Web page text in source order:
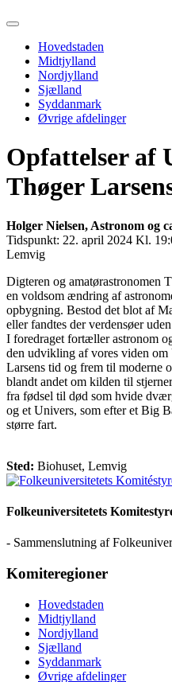
Primary
Hovedstaden
Midtjylland
Nordjylland
Sjælland
Syddanmark
Øvrige afdelinger
Opfattelser af
Thøger
Holger Nielsen, Astronom og
Tidspunkt: 22. april 2024 Kl.
Lemvig
Digteren og amatørastronomen
en voldsom ændring af
opbygning. Bestod det blot af
eller fandtes der verdensøer
I foredraget fortæller astronom
den udvikling af vores viden om
Larsens tid og frem til moderne
blandt andet om kilden til
fra fødsel til død som hvide
og et Univers, som efter et Big
større fart.
Sted: Biohuset, Lemvig
Folkeuniversitetets
- Sammenslutning af
Komiteregioner
Hovedstaden
Midtjylland
Nordjylland
Sjælland
Syddanmark
Øvrige afdelinger